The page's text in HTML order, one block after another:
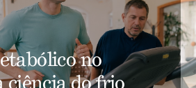
no
ciência do frio